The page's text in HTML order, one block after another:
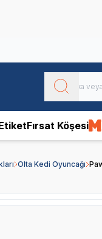
Fırsat Köşesi
Olta Kedi Oyuncağı